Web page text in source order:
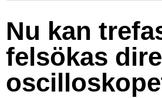
Nu kan
felsökas